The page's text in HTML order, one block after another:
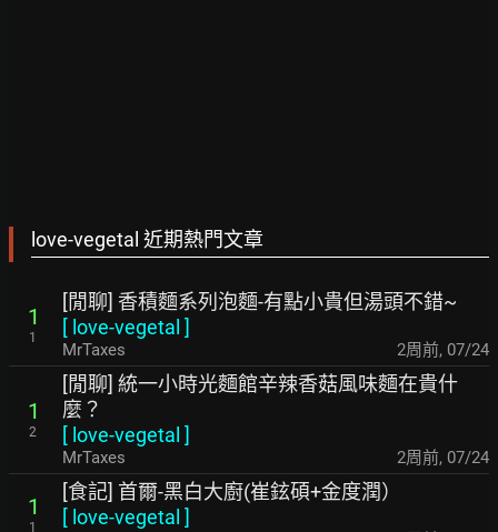
love-vegetal 近期熱門文章
1
1
[閒聊] 香積麵系列泡麵-有點小貴但湯頭不錯~
[ love-vegetal ]
MrTaxes 2周前, 07/24
1
2
[閒聊] 統一小時光麵館辛辣香菇風味麵在貴什
麼？
[ love-vegetal ]
MrTaxes 2周前, 07/24
1
1
[食記] 首爾-黑白大廚(崔鉉碩+金度潤）
[ love-vegetal ]